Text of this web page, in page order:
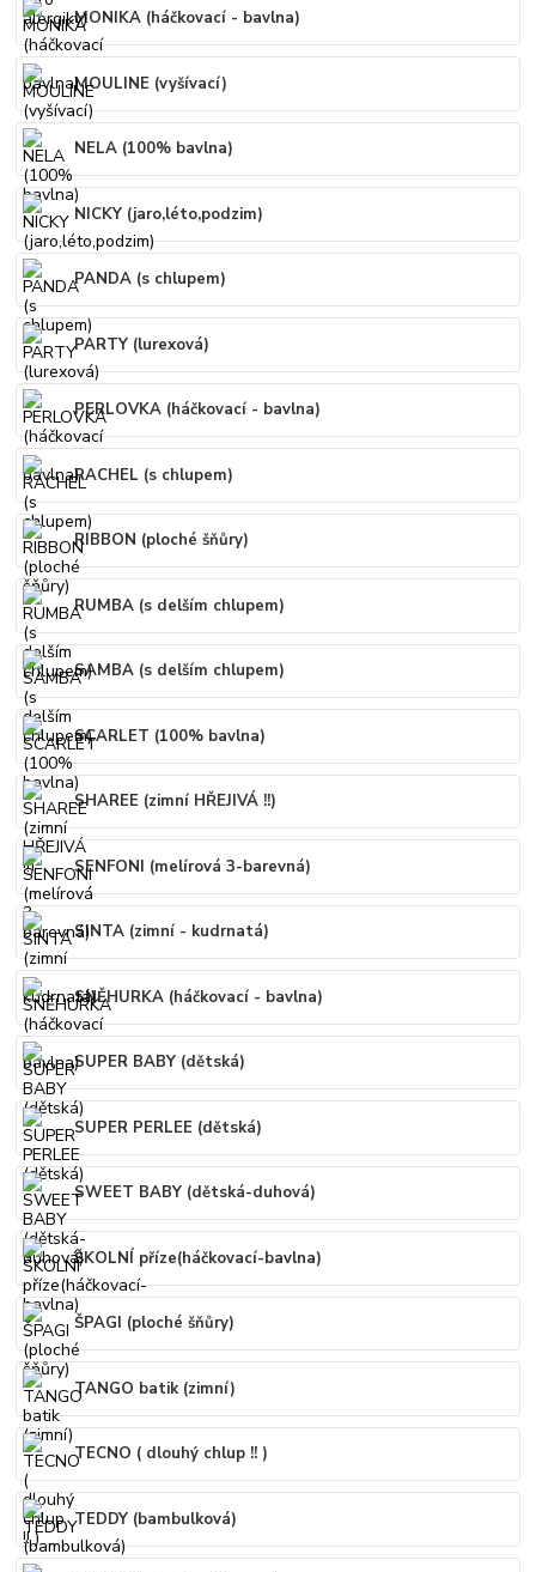
MONIKA (háčkovací - bavlna)
MOULINE (vyšívací)
NELA (100% bavlna)
NICKY (jaro,léto,podzim)
PANDA (s chlupem)
PARTY (lurexová)
PERLOVKA (háčkovací - bavlna)
RACHEL (s chlupem)
RIBBON (ploché šňůry)
RUMBA (s delším chlupem)
SAMBA (s delším chlupem)
SCARLET (100% bavlna)
SHAREE (zimní HŘEJIVÁ !!)
SENFONI (melírová 3-barevná)
SINTA (zimní - kudrnatá)
SNĚHURKA (háčkovací - bavlna)
SUPER BABY (dětská)
SUPER PERLEE (dětská)
SWEET BABY (dětská-duhová)
ŠKOLNÍ příze(háčkovací-bavlna)
ŠPAGI (ploché šňůry)
TANGO batik (zimní)
TECNO ( dlouhý chlup !! )
TEDDY (bambulková)